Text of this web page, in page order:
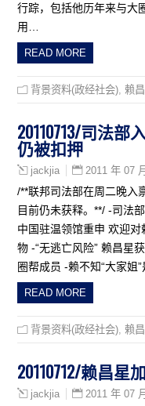
行踪，包括他历年来与大
用…
READ MORE
背景资料(政经社会) ,赖
20110713/司法
仍被扣押
jackjia 2011 年 07
/**联邦司法部在周二晚入
目前仍未获释。**/ -司法
中国驻温领馆重申 欢迎
物 -“无逃亡风险” 赖昌星
圈帮成员 -赖不知“大家姐
READ MORE
背景资料(政经社会) ,赖
20110712/赖昌星
jackjia 2011 年 07